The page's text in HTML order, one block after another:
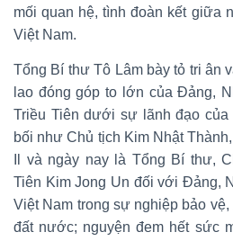
mối quan hệ, tình đoàn kết giữa
Việt Nam.
Tổng Bí thư Tô Lâm bày tỏ tri ân
lao đóng góp to lớn của Đảng,
Triều Tiên dưới sự lãnh đạo của
bối như Chủ tịch Kim Nhật
Il và ngày nay là Tổng Bí thư,
Tiên Kim Jong Un đối với Đảng,
Việt Nam trong sự nghiệp bảo
đất nước; nguyện đem hết sức